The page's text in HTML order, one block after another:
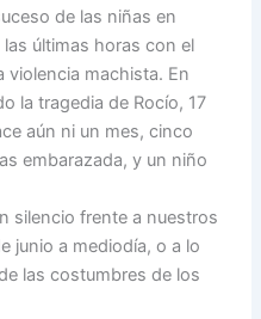
de las niñas en
últimas horas con el
violencia machista. En
la tragedia de Rocío, 17
aún ni un mes, cinco
embarazada, y un niño
silencio frente a nuestros
junio a mediodía, o a lo
las costumbres de los